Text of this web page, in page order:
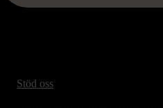
Stöd oss